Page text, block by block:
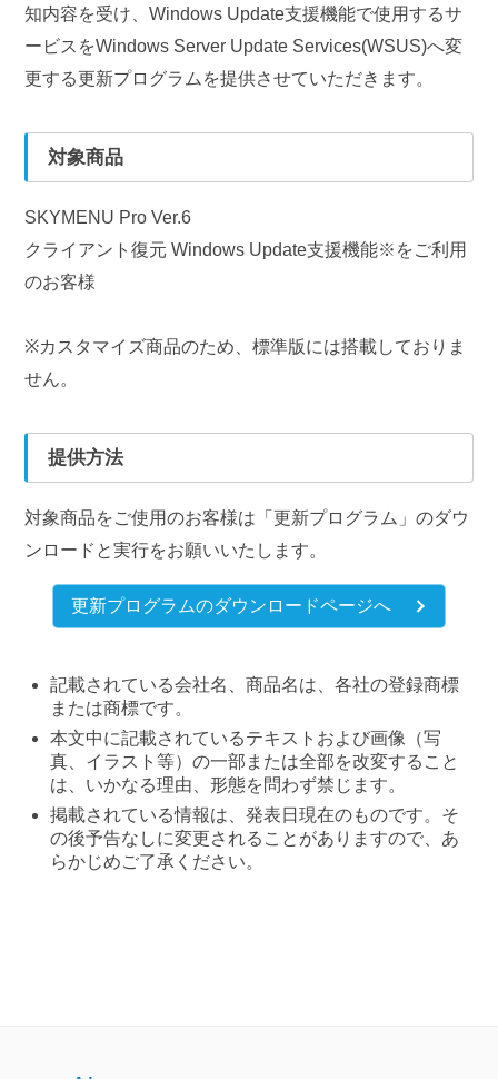
知内容を受け、Windows Update支援機能で使用するサ
ービスをWindows Server Update Services(WSUS)へ変
更する更新プログラムを提供させていただきます。
対象商品
SKYMENU Pro Ver.6
クライアント復元 Windows Update支援機能※をご利用
のお客様
※カスタマイズ商品のため、標準版には搭載しておりま
せん。
提供方法
対象商品をご使用のお客様は「更新プログラム」のダウ
ンロードと実行をお願いいたします。
更新プログラムのダウンロードページへ
記載されている会社名、商品名は、各社の登録商標
または商標です。
本文中に記載されているテキストおよび画像（写
真、イラスト等）の一部または全部を改変すること
は、いかなる理由、形態を問わず禁じます。
掲載されている情報は、発表日現在のものです。そ
の後予告なしに変更されることがありますので、あ
らかじめご了承ください。